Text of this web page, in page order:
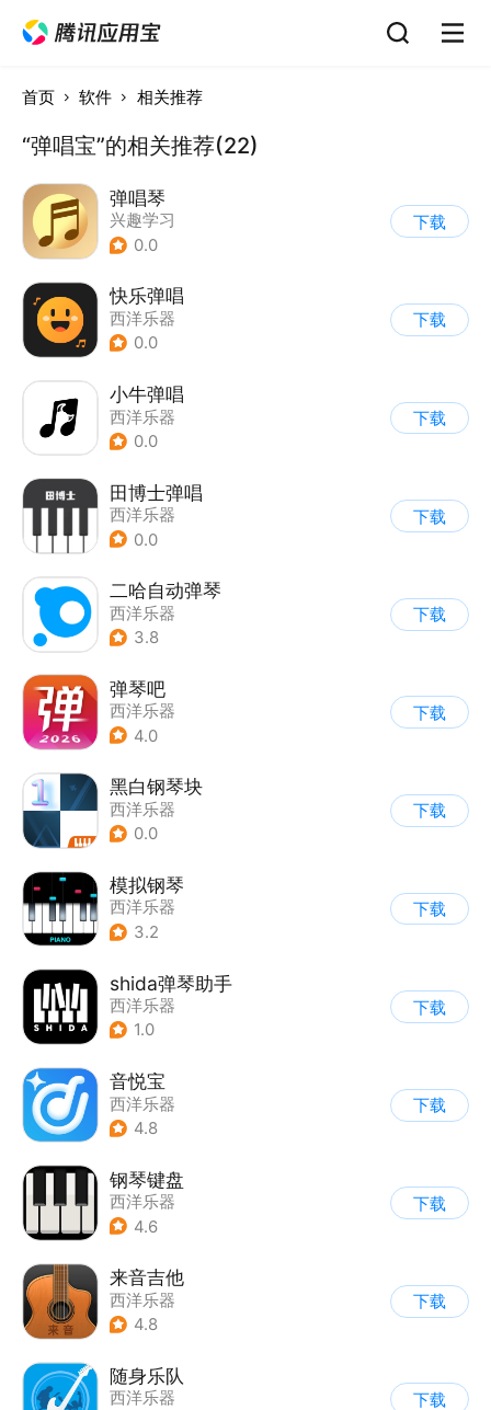
首页 软件 相关推荐
“弹唱宝”的相关推荐(22)
弹唱琴
兴趣学习
0.0
下载
快乐弹唱
西洋乐器
0.0
下载
小牛弹唱
西洋乐器
0.0
下载
田博士弹唱
西洋乐器
0.0
下载
二哈自动弹琴
西洋乐器
3.8
下载
弹琴吧
西洋乐器
4.0
下载
黑白钢琴块
西洋乐器
0.0
下载
模拟钢琴
西洋乐器
3.2
下载
shida弹琴助手
西洋乐器
1.0
下载
音悦宝
西洋乐器
4.8
下载
钢琴键盘
西洋乐器
4.6
下载
来音吉他
西洋乐器
4.8
下载
随身乐队
西洋乐器
下载